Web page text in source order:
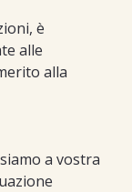
è
alle
alla
a vostra